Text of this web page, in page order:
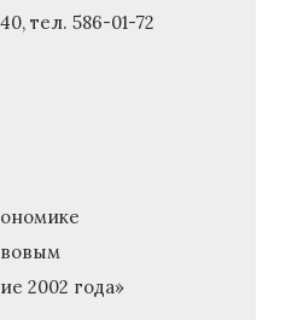
тел. 586-01-72
2002 года»